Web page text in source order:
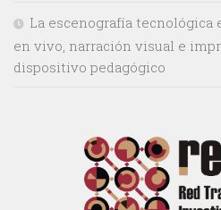
La escenografía tecnológica
en vivo, narración visual e
dispositivo pedagógico